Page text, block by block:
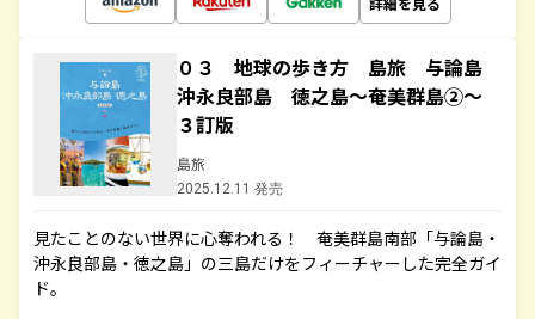
０３ 地球の歩き方 島旅 与論島
沖永良部島 徳之島～奄美群島②～
３訂版
島旅
2025.12.11 発売
見たことのない世界に心奪われる！ 奄美群島南部「与論島・
沖永良部島・徳之島」の三島だけをフィーチャーした完全ガイ
ド。